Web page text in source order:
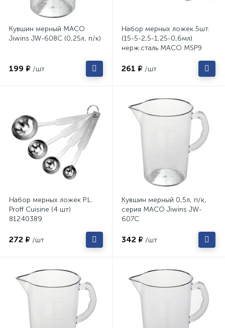
Кувшин мерный MACO
Jiwins JW-608C (0,25л, п/к)
199 ₽ /шт
Набор мерных ложек 5шт.
(15-5-2,5-1,25-0,6мл)
нерж.сталь MACO MSP9
261 ₽ /шт
Набор мерных ложек P.L.
Proff Cuisine (4 шт)
81240389
272 ₽ /шт
Кувшин мерный 0,5л, п/к,
серия MACO Jiwins JW-
607C
342 ₽ /шт